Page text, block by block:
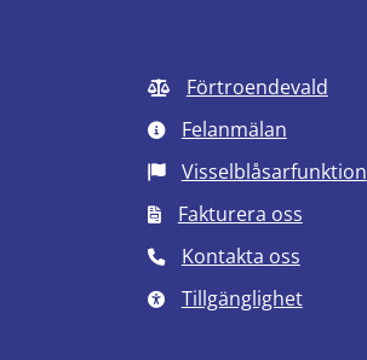
Förtroendevald
Felanmälan
Visselblåsarfunktion
Fakturera oss
Kontakta oss
Tillgänglighet